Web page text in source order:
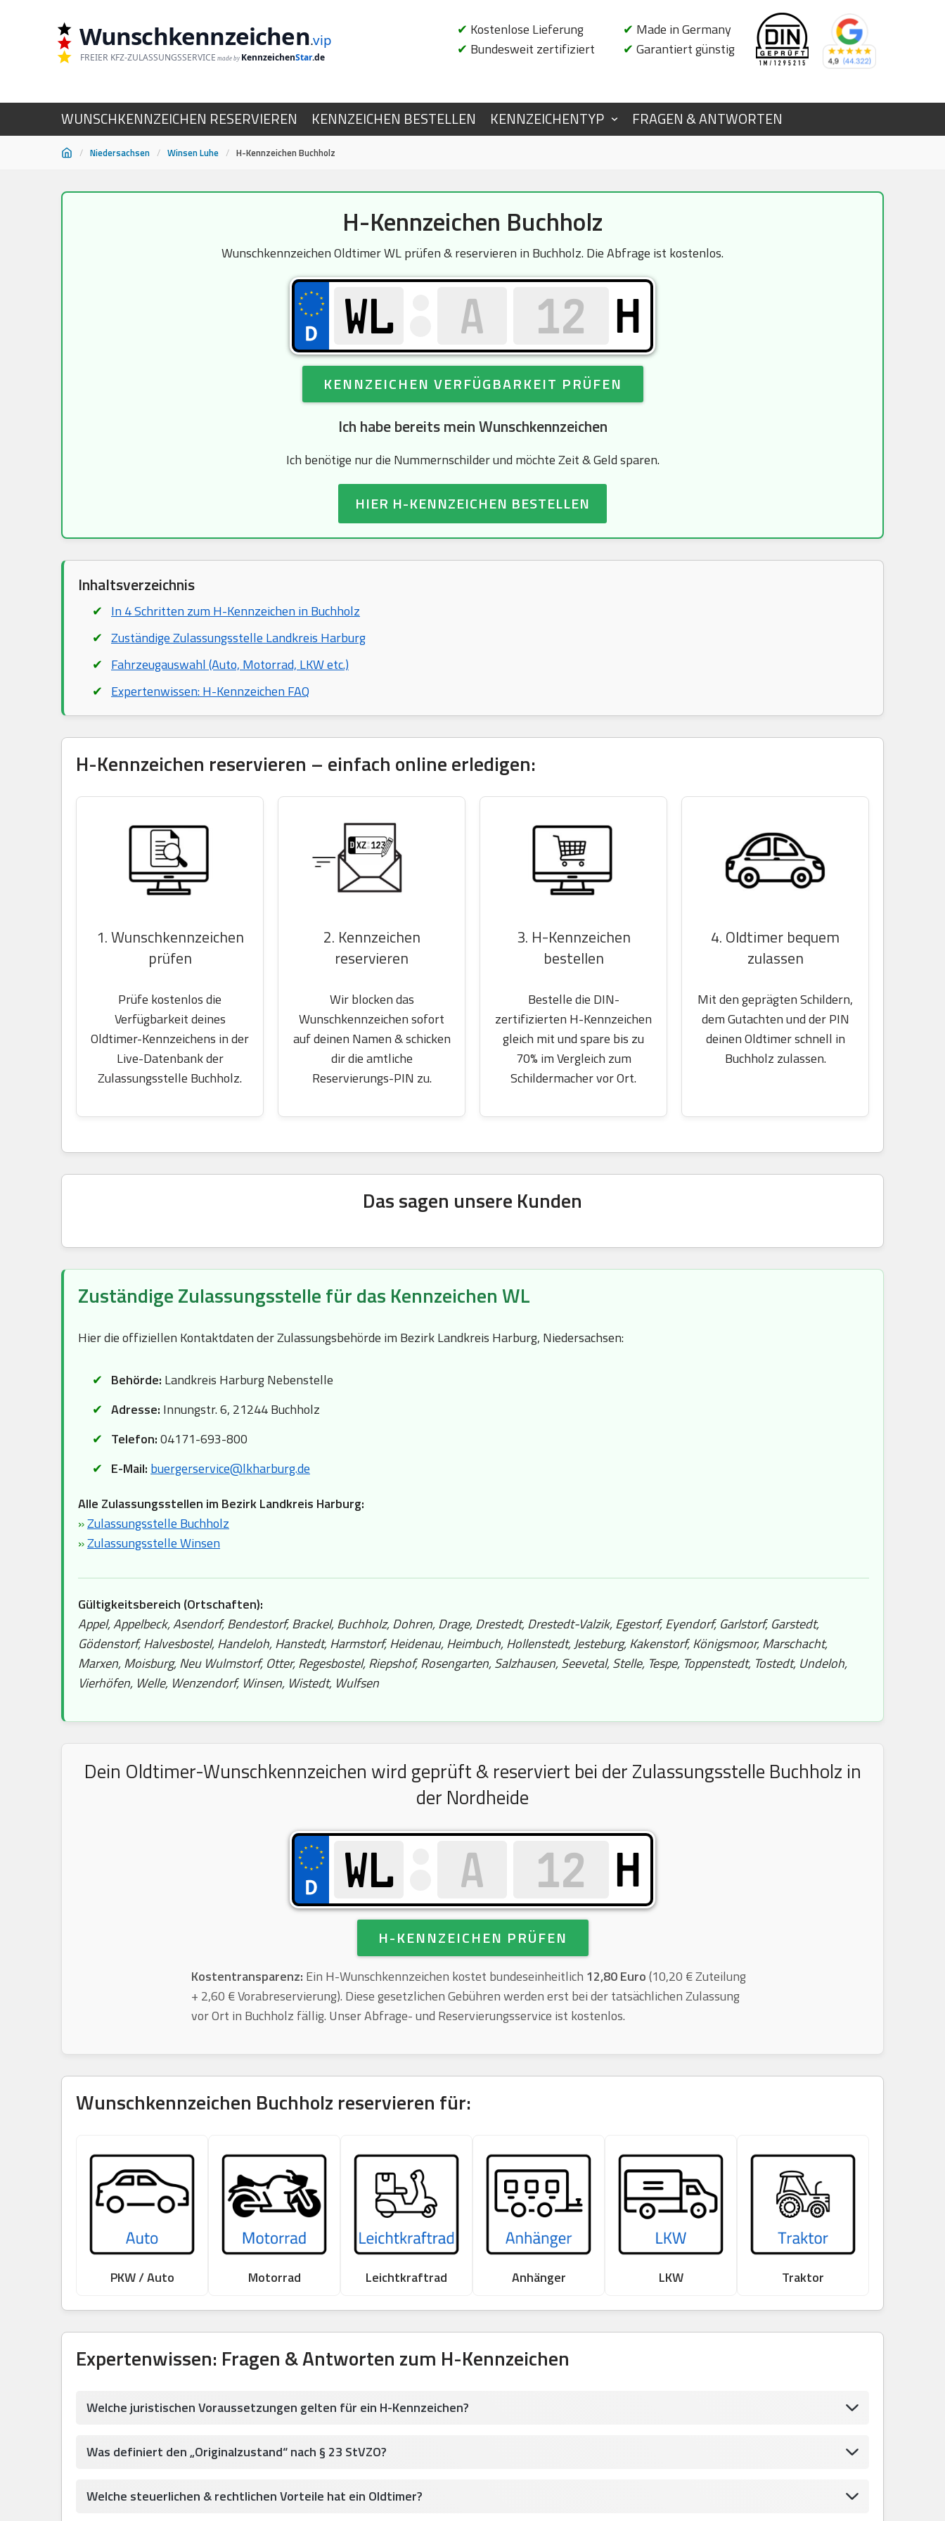
Wunschkennzeichen.vip
FREIER KFZ-ZULASSUNGSSERVICE made by KennzeichenStar.de
✔ Kostenlose Lieferung
✔ Bundesweit zertifiziert
✔ Made in Germany
✔ Garantiert günstig
WUNSCHKENNZEICHEN RESERVIEREN KENNZEICHEN BESTELLEN KENNZEICHENTYP FRAGEN & ANTWORTEN
/ Niedersachsen / Winsen Luhe / H-Kennzeichen Buchholz
H-Kennzeichen Buchholz
Wunschkennzeichen Oldtimer WL prüfen & reservieren in Buchholz. Die Abfrage ist kostenlos.
H
KENNZEICHEN VERFÜGBARKEIT PRÜFEN
Ich habe bereits mein Wunschkennzeichen
Ich benötige nur die Nummernschilder und möchte Zeit & Geld sparen.
HIER H-KENNZEICHEN BESTELLEN
Inhaltsverzeichnis
In 4 Schritten zum H-Kennzeichen in Buchholz
Zuständige Zulassungsstelle Landkreis Harburg
Fahrzeugauswahl (Auto, Motorrad, LKW etc.)
Expertenwissen: H-Kennzeichen FAQ
H-Kennzeichen reservieren – einfach online erledigen:
1. Wunschkennzeichen
prüfen
Prüfe kostenlos die
Verfügbarkeit deines
Oldtimer-Kennzeichens in der
Live-Datenbank der
Zulassungsstelle Buchholz.
2. Kennzeichen
reservieren
Wir blocken das
Wunschkennzeichen sofort
auf deinen Namen & schicken
dir die amtliche
Reservierungs-PIN zu.
3. H-Kennzeichen
bestellen
Bestelle die DIN-
zertifizierten H-Kennzeichen
gleich mit und spare bis zu
70% im Vergleich zum
Schildermacher vor Ort.
4. Oldtimer bequem
zulassen
Mit den geprägten Schildern,
dem Gutachten und der PIN
deinen Oldtimer schnell in
Buchholz zulassen.
Das sagen unsere Kunden
Zuständige Zulassungsstelle für das Kennzeichen WL
Hier die offiziellen Kontaktdaten der Zulassungsbehörde im Bezirk Landkreis Harburg, Niedersachsen:
Behörde: Landkreis Harburg Nebenstelle
Adresse: Innungstr. 6, 21244 Buchholz
Telefon:04171-693-800
E-Mail: buergerservice@lkharburg.de
Alle Zulassungsstellen im Bezirk Landkreis Harburg:
»Zulassungsstelle Buchholz
»Zulassungsstelle Winsen
Gültigkeitsbereich (Ortschaften):
Appel, Appelbeck, Asendorf, Bendestorf, Brackel, Buchholz, Dohren, Drage, Drestedt, Drestedt-Valzik, Egestorf, Eyendorf, Garlstorf, Garstedt,
Gödenstorf, Halvesbostel, Handeloh, Hanstedt, Harmstorf, Heidenau, Heimbuch, Hollenstedt, Jesteburg, Kakenstorf, Königsmoor, Marschacht,
Marxen, Moisburg, Neu Wulmstorf, Otter, Regesbostel, Riepshof, Rosengarten, Salzhausen, Seevetal, Stelle, Tespe, Toppenstedt, Tostedt, Undeloh,
Vierhöfen, Welle, Wenzendorf, Winsen, Wistedt, Wulfsen
Dein Oldtimer-Wunschkennzeichen wird geprüft & reserviert bei der Zulassungsstelle Buchholz in
der Nordheide
H
H-KENNZEICHEN PRÜFEN
Kostentransparenz: Ein H-Wunschkennzeichen kostet bundeseinheitlich 12,80 Euro(10,20 € Zuteilung
+ 2,60 € Vorabreservierung). Diese gesetzlichen Gebühren werden erst bei der tatsächlichen Zulassung
vor Ort in Buchholz fällig. Unser Abfrage- und Reservierungsservice ist kostenlos.
Wunschkennzeichen Buchholz reservieren für:
PKW / Auto Motorrad Leichtkraftrad Anhänger LKW Traktor
Expertenwissen: Fragen & Antworten zum H-Kennzeichen
Welche juristischen Voraussetzungen gelten für ein H-Kennzeichen?
Was definiert den „Originalzustand“ nach § 23 StVZO?
Welche steuerlichen & rechtlichen Vorteile hat ein Oldtimer?